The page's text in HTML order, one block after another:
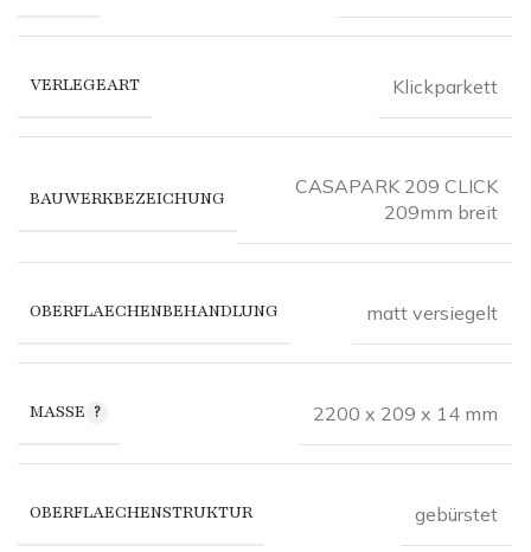
VERLEGEART Klickparkett
BAUWERKBEZEICHUNG
CASAPARK 209 CLICK
209mm breit
OBERFLAECHENBEHANDLUNG matt versiegelt
MASSE 2200 x 209 x 14 mm
OBERFLAECHENSTRUKTUR gebürstet